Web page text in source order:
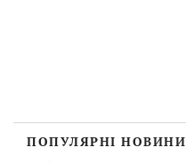
ПОПУЛЯРНІ НОВИНИ